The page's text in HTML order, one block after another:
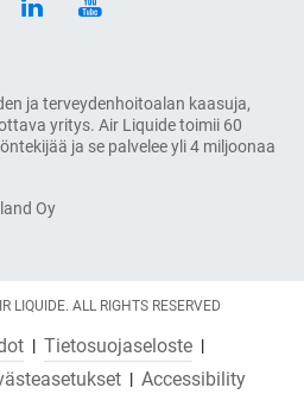
ja terveydenhoitoalan kaasuja,
yritys. Air Liquide toimii 60
ja se palvelee yli 4 miljoonaa
Oy
LIQUIDE. ALL RIGHTS RESERVED
Tietosuojaseloste
Accessibility